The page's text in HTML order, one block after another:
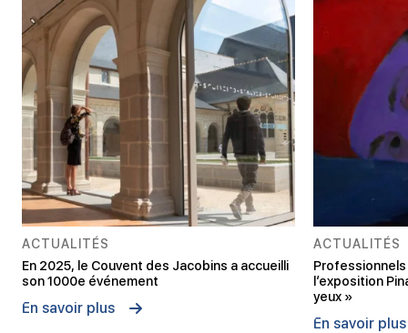
ACTUALITÉS
En 2025, le Couvent des Jacobins a accueilli
son 1000e événement
En savoir plus
ACTUALITÉS
l’exposition
yeux »
En savoir plus